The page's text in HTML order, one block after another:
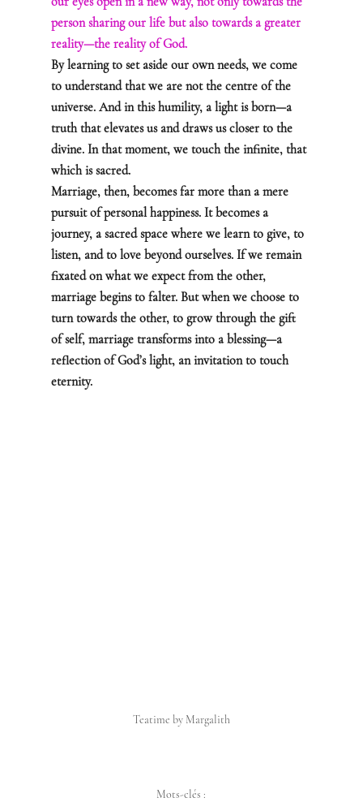
person sharing our life but also towards a greater
reality—the reality of God.
By learning to set aside our own needs, we come
to understand that we are not the centre of the
universe. And in this humility, a light is born—a
truth that elevates us and draws us closer to the
divine. In that moment, we touch the infinite, that
which is sacred.
Marriage, then, becomes far more than a mere
pursuit of personal happiness. It becomes a
journey, a sacred space where we learn to give, to
listen, and to love beyond ourselves. If we remain
fixated on what we expect from the other,
marriage begins to falter. But when we choose to
turn towards the other, to grow through the gift
of self, marriage transforms into a blessing—a
reflection of God’s light, an invitation to touch
eternity.
Teatime by Margalith
Mots-clés :